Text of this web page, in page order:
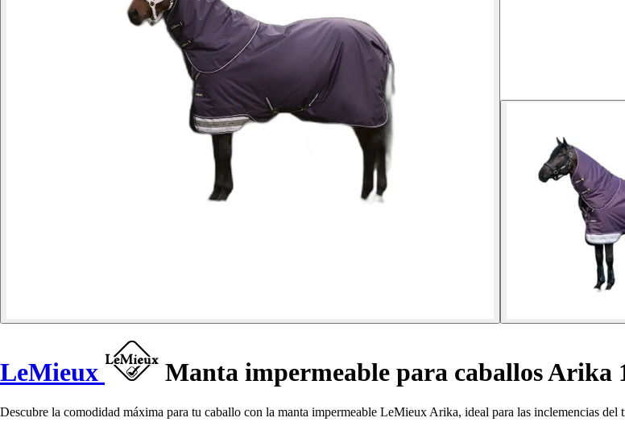
LeMieux Manta impermeable para caballos Arika
Descubre la comodidad máxima para tu caballo con la manta impermeable LeMieux Arika, ideal para las inclemencias del